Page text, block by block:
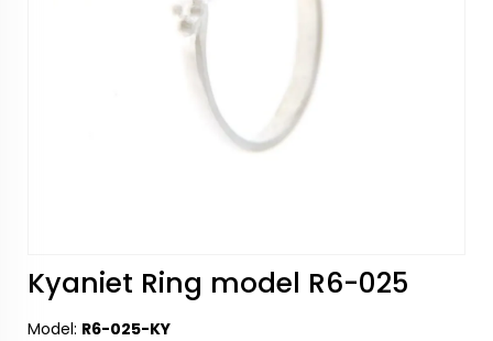
Kyaniet Ring model R6-025
Model: R6-025-KY